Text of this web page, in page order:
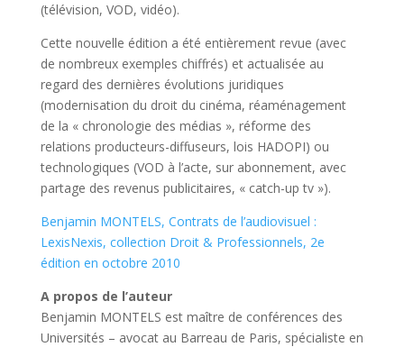
(télévision, VOD, vidéo).
Cette nouvelle édition a été entièrement revue (avec
de nombreux exemples chiffrés) et actualisée au
regard des dernières évolutions juridiques
(modernisation du droit du cinéma, réaménagement
de la « chronologie des médias », réforme des
relations producteurs-diffuseurs, lois HADOPI) ou
technologiques (VOD à l’acte, sur abonnement, avec
partage des revenus publicitaires, « catch-up tv »).
Benjamin MONTELS, Contrats de l’audiovisuel :
LexisNexis, collection Droit & Professionnels, 2e
édition en octobre 2010
A propos de l’auteur
Benjamin MONTELS est maître de conférences des
Universités – avocat au Barreau de Paris, spécialiste en